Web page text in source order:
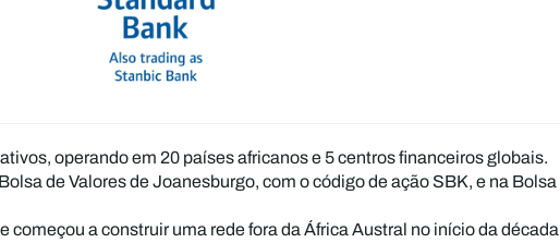
operando em 20 países africanos e 5 centros financeiros globais.
de Valores de Joanesburgo, com o código de ação SBK, e na Bolsa
a construir uma rede fora da África Austral no início da década